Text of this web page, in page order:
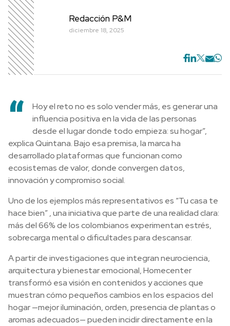
Redacción P&M
diciembre 18, 2025
“
Hoy el reto no es solo vender más, es generar una
influencia positiva en la vida de las personas
desde el lugar donde todo empieza: su hogar”,
explica Quintana. Bajo esa premisa, la marca ha
desarrollado plataformas que funcionan como
ecosistemas de valor, donde convergen datos,
innovación y compromiso social.
Uno de los ejemplos más representativos es “Tu casa te
hace bien” , una iniciativa que parte de una realidad clara:
más del 66% de los colombianos experimentan estrés,
sobrecarga mental o dificultades para descansar.
A partir de investigaciones que integran neurociencia,
arquitectura y bienestar emocional, Homecenter
transformó esa visión en contenidos y acciones que
muestran cómo pequeños cambios en los espacios del
hogar —mejor iluminación, orden, presencia de plantas o
aromas adecuados— pueden incidir directamente en la